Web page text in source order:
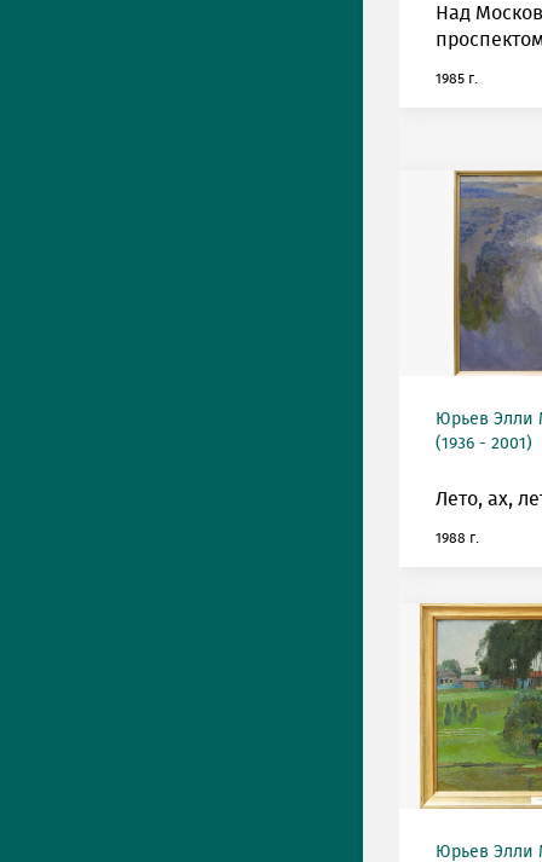
Над
1985 г.
Юрьев Элли
(1936 - 2001)
Лето, ах,
1988 г.
Юрьев Элли